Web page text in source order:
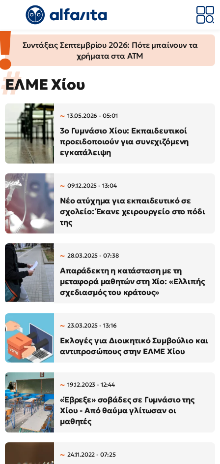
Συντάξεις Σεπτεμβρίου 2026: Πότε μπαίνουν τα
χρήματα στα ΑΤΜ
ΕΛΜΕ Χίου
13.05.2026 - 05:01
3ο Γυμνάσιο Χίου: Εκπαιδευτικοί
προειδοποιούν για συνεχιζόμενη
εγκατάλειψη
09.12.2025 - 13:04
Νέο ατύχημα για εκπαιδευτικό σε
σχολείο: Έκανε χειρουργείο στο πόδι
της
28.03.2025 - 07:38
Απαράδεκτη η κατάσταση με τη
μεταφορά μαθητών στη Χίο: «Ελλιπής
σχεδιασμός του κράτους»
23.03.2025 - 13:16
Εκλογές για Διοικητικό Συμβούλιο και
αντιπροσώπους στην ΕΛΜΕ Χίου
19.12.2023 - 12:44
«Έβρεξε» σοβάδες σε Γυμνάσιο της
Χίου - Από θαύμα γλίτωσαν οι
μαθητές
24.11.2022 - 07:25